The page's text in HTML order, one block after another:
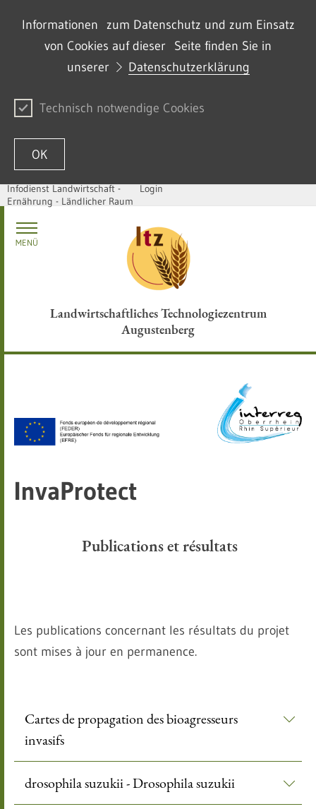
Informationen zum Datenschutz und zum Einsatz
von Cookies auf dieser Seite finden Sie in
unserer
Datenschutzerklärung
Technisch notwendige Cookies
OK
Passer au contenu
Infodienst Landwirtschaft -
Ernährung - Ländlicher Raum
Login
Landwirtschaftliches Technologiezentrum
Augustenberg
MENÜ
InvaProtect
Publications et résultats
Les publications concernant les résultats du projet
sont mises à jour en permanence.
Cartes de propagation des bioagresseurs
invasifs
drosophila suzukii - Drosophila suzukii